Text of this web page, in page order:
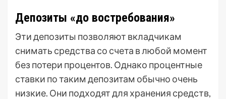
Депозиты «до востребования»
Эти депозиты позволяют вкладчикам
снимать средства со счета в любой момент
без потери процентов. Однако процентные
ставки по таким депозитам обычно очень
низкие. Они подходят для хранения средств,